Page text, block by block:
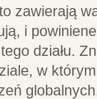
zawierają
i
działu.
w